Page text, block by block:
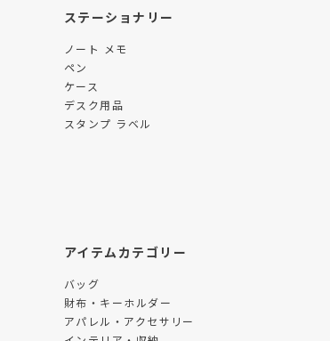
ステーショナリー
ノート メモ
ペン
ケース
デスク用品
スタンプ ラベル
アイテムカテゴリー
バッグ
財布・キーホルダー
アパレル・アクセサリー